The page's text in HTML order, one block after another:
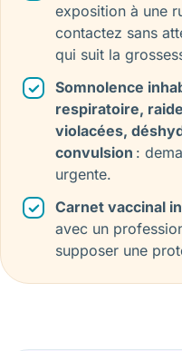
exposition à une
contactez sans
qui suit la
Somnolence
respiratoire,
violacées,
convulsion :
urgente.
Carnet vaccinal
avec un
supposer une